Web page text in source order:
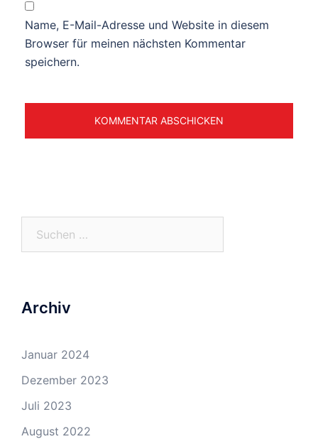
Name, E-Mail-Adresse und Website in diesem
Browser für meinen nächsten Kommentar
speichern.
nach:
Archiv
Januar 2024
Dezember 2023
Juli 2023
August 2022